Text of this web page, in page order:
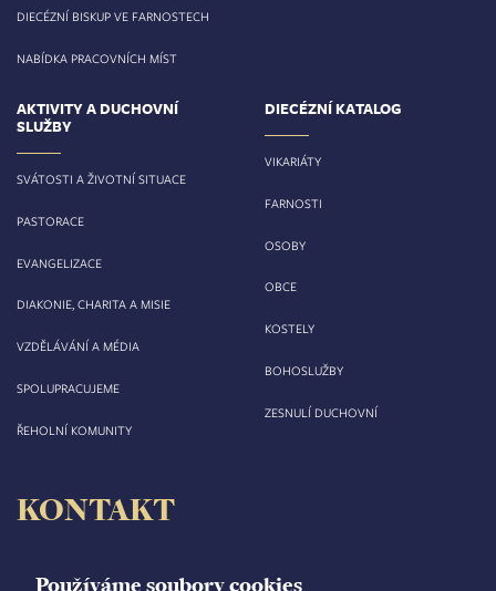
Používáme soubory cookies
DIECÉZNÍ BISKUP VE FARNOSTECH
NABÍDKA PRACOVNÍCH MÍST
AKTIVITY A DUCHOVNÍ
SLUŽBY
SVÁTOSTI A ŽIVOTNÍ SITUACE
PASTORACE
EVANGELIZACE
DIAKONIE, CHARITA A MISIE
VZDĚLÁVÁNÍ A MÉDIA
SPOLUPRACUJEME
ŘEHOLNÍ KOMUNITY
DIECÉZNÍ KATALOG
VIKARIÁTY
FARNOSTI
OSOBY
OBCE
KOSTELY
BOHOSLUŽBY
ZESNULÍ DUCHOVNÍ
KONTAKT
Velké náměstí 35/44